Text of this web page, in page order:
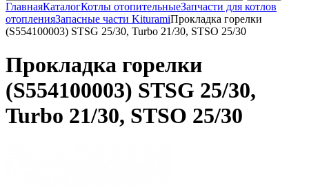
ГлавнаяКаталогКотлы отопительныеЗапчасти для котлов
отопленияЗапасные части KituramiПрокладка горелки
(S554100003) STSG 25/30, Turbo 21/30, STSO 25/30
Прокладка горелки
(S554100003) STSG 25/30,
Turbo 21/30, STSO 25/30